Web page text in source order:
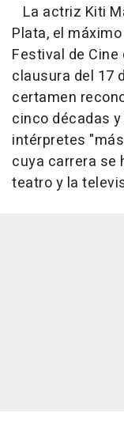
La actriz Kiti
Plata, el
Festival de Cine
clausura del 17
certamen
cinco décadas
intérpretes
cuya carrera se
teatro y la